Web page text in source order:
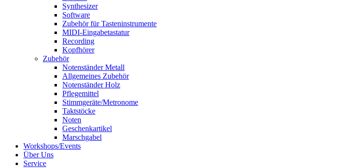
Synthesizer
Software
Zubehör für Tasteninstrumente
MIDI-Eingabetastatur
Recording
Kopfhörer
Zubehör
Notenständer Metall
Allgemeines Zubehör
Notenständer Holz
Pflegemittel
Stimmgeräte/Metronome
Taktstöcke
Noten
Geschenkartikel
Marschgabel
Workshops/Events
Über Uns
Service